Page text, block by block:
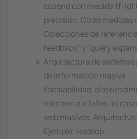
coseno con medida tf-
precisión. Otras medidas
Colecciones de
feedback" y "query
Arquitectura de sistemas
de información masiva
Escalabilidad, alto
tolerancia a fallos: el
web masivos.
Ejemplo: Hadoop.